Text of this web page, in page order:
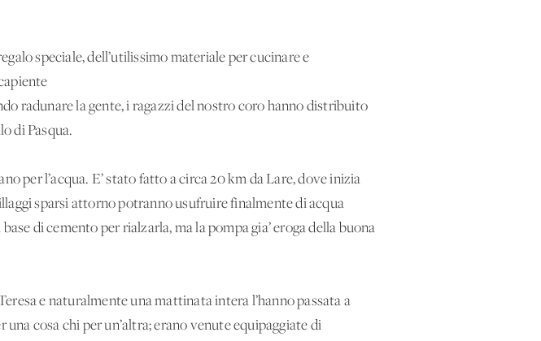
speciale, dell’utilissimo materiale per cucinare e
radunare la gente, i ragazzi del nostro coro hanno distribuito
di Pasqua.
per l’acqua. E’ stato fatto a circa 20 km da Lare, dove inizia
sparsi attorno potranno usufruire finalmente di acqua
di cemento per rialzarla, ma la pompa gia’ eroga della buona
e naturalmente una mattinata intera l’hanno passata a
cosa chi per un’altra; erano venute equipaggiate di